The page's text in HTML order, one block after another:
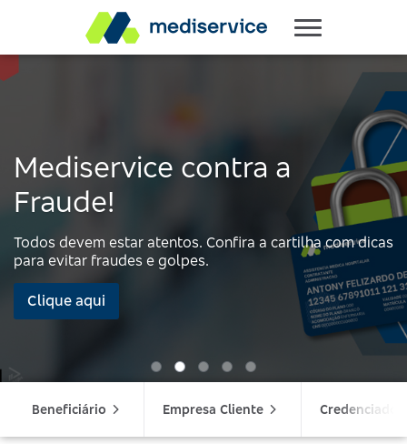
Mediservice contra a
Fraude!
Todos devem estar atentos. Confira a cartilha com dicas
para evitar fraudes e golpes.
Clique aqui
Beneficiário Empresa Cliente Credenciado